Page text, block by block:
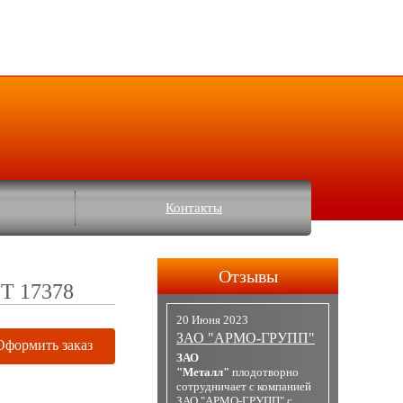
Контакты
17378
заказ
Отзывы
20 Июня 2023
ЗАО "АРМО-ГРУПП"
ЗАО
"Металл" плодотворно
сотрудничает с компанией